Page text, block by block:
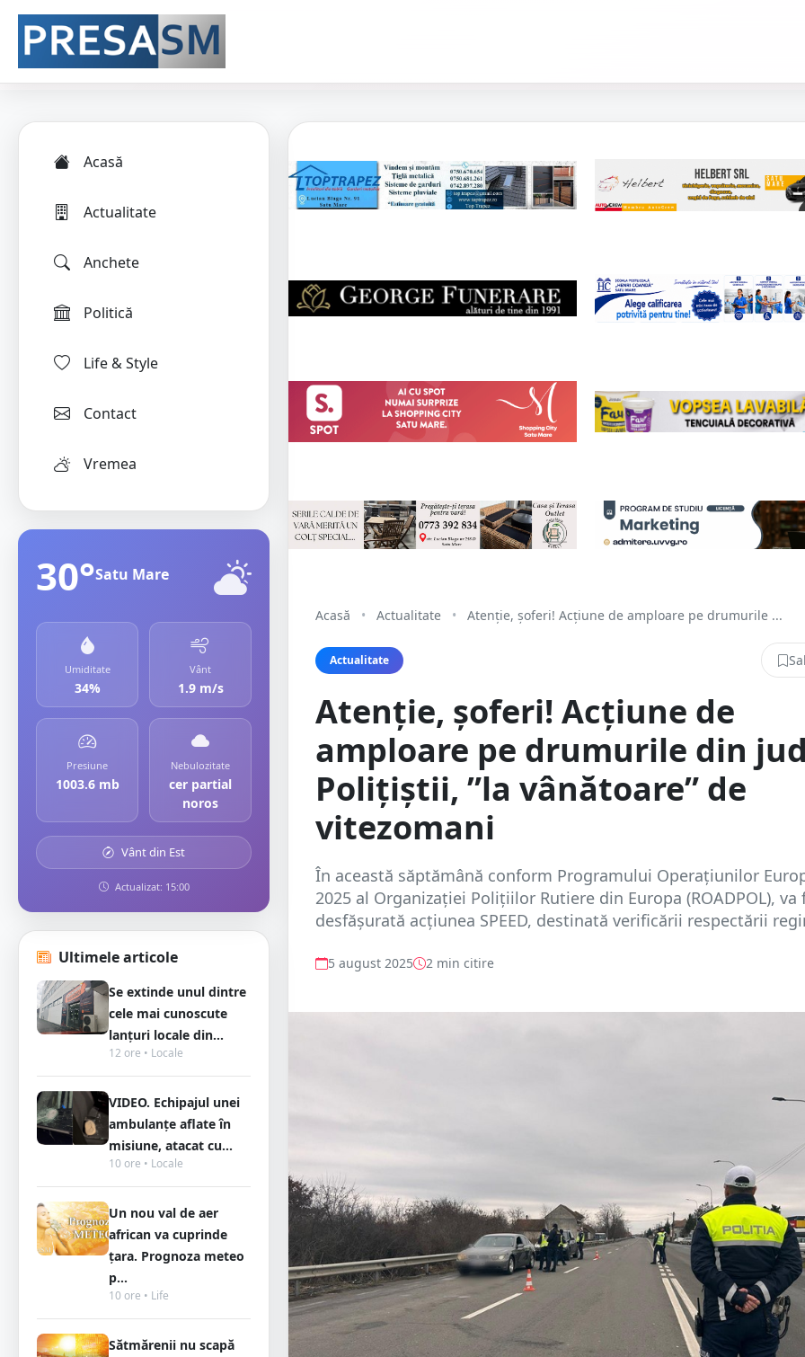
Acasă
Actualitate
Anchete
Politică
Life & Style
Contact
Vremea
30°Satu Mare
Umiditate
34%
Vânt
1.9 m/s
Presiune
1003.6 mb
Nebulozitate
cer partial
noros
Vânt din Est
Actualizat: 15:00
Ultimele articole
Se extinde unul dintre
cele mai cunoscute
lanțuri locale din...
12 ore • Locale
VIDEO. Echipajul unei
ambulanțe aflate în
misiune, atacat cu...
10 ore • Locale
Un nou val de aer
african va cuprinde
țara. Prognoza meteo
p...
10 ore • Life
Sătmărenii nu scapă
Acasă • Actualitate • Atenție, șoferi! Acțiune de amploare pe drumurile ...
Actualitate
Atenție, șoferi! Acțiune de
amploare pe drumurile din
Polițiștii, ”la vânătoare” de
vitezomani
În această săptămână conform Programului Operațiunilor
2025 al Organizaţiei Poliţiilor Rutiere din Europa (ROADPOL), va
desfășurată acțiunea SPEED, destinată verificării respectării
5 august 2025 2 min citire